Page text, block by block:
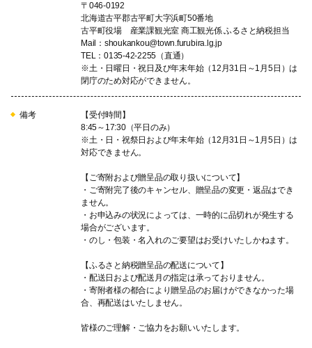
〒046-0192
北海道古平郡古平町大字浜町50番地
古平町役場 産業課観光室 商工観光係 ふるさと納税担当
Mail：shoukankou@town.furubira.lg.jp
TEL：0135-42-2255（直通）
※土・日曜日・祝日及び年末年始（12月31日～1月5日）は
閉庁のため対応ができません。
備考
【受付時間】
8:45～17:30（平日のみ）
※土・日・祝祭日および年末年始（12月31日～1月5日）は
対応できません。
【ご寄附および贈呈品の取り扱いについて】
・ご寄附完了後のキャンセル、贈呈品の変更・返品はでき
ません。
・お申込みの状況によっては、一時的に品切れが発生する
場合がございます。
・のし・包装・名入れのご要望はお受けいたしかねます。
【ふるさと納税贈呈品の配送について】
・配送日および配送月の指定は承っておりません。
・寄附者様の都合により贈呈品のお届けができなかった場
合、再配送はいたしません。
皆様のご理解・ご協力をお願いいたします。